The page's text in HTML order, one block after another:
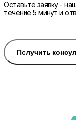
Оставьте заявку -
течение 5 минут и
Получить